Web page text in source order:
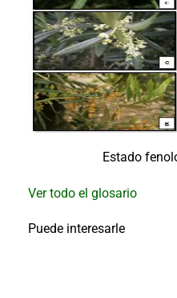
Cultivos
Ganadería
Hidroponía
Pastos
Forrajes
Ovinos
Cosecha
Estado
Ver todo el glosario
Puede interesarle